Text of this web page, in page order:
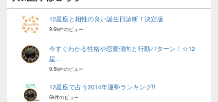
12星座と相性の良い誕生日診断！決定版
9.6k件のビュー
今すぐわかる性格や恋愛傾向と行動パターン！☆12
星...
9.5k件のビュー
12星座で占う2014年運勢ランキング!!
6k件のビュー